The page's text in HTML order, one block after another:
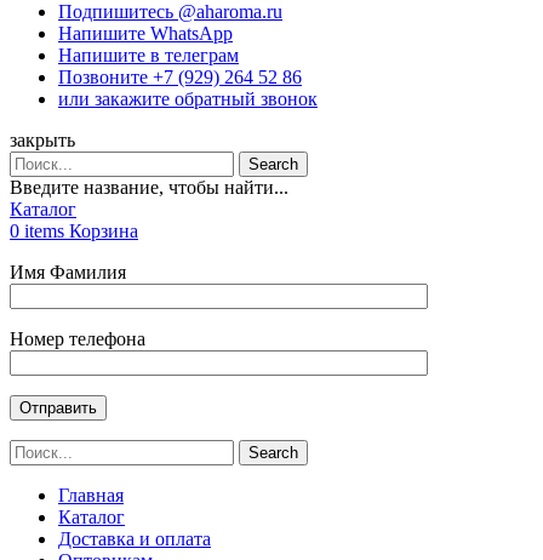
Подпишитесь @aharoma.ru
Напишите WhatsApp
Напишите в телеграм
Позвоните +7 (929) 264 52 86
или закажите обратный звонок
закрыть
Search
Введите название, чтобы найти...
Каталог
0 items Корзина
Имя Фамилия
Номер телефона
Search
Главная
Каталог
Доставка и оплата